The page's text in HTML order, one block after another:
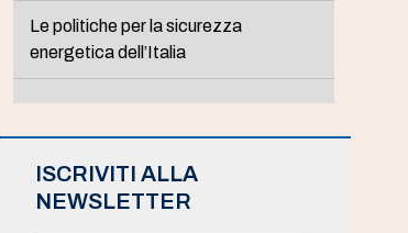
Le politiche per la sicurezza
energetica dell’Italia
ISCRIVITI ALLA
NEWSLETTER